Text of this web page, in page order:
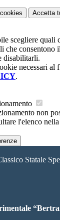
Accetta
scegliere quali
che consentono
disabilitarli.
necessari al
.
non
l'elenco
Statale